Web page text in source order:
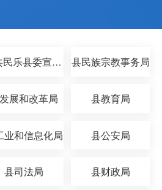
中共民乐县委宣传部 县民族宗教事务局
展和改革局 县教育局
业和信息化局 县公安局
县司法局 县财政局